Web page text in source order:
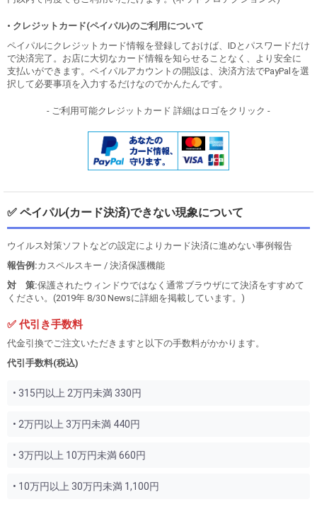
• クレジットカード(ペイパル)のご利用について
ペイパルにクレジットカード情報を登録しておけば、IDとパスワードだけ
で決済完了。お店に大切なカード情報を知らせることなく、より安全に
支払いができます。ペイパルアカウントの開設は、決済方法でPayPalを選
択して必要事項を入力するだけなのでかんたんです。
- ご利用可能クレジットカード 詳細はロゴをクリック -
✅ ペイパル(カード決済)できない現象について
ウイルス対策ソフトなどの設定によりカード決済に進めない事例報告
報告例:カスペルスキー / 決済保護機能
対 策:保護されたウィンドウではなく通常ブラウザにて決済をすすめて
ください。(2019年 8/30 Newsに詳細を掲載しています。)
✅ 代引き手数料
代金引換でご注文いただきますと以下の手数料がかかります。
代引手数料(税込)
• 315円以上 2万円未満 330円
• 2万円以上 3万円未満 440円
• 3万円以上 10万円未満 660円
• 10万円以上 30万円未満 1,100円